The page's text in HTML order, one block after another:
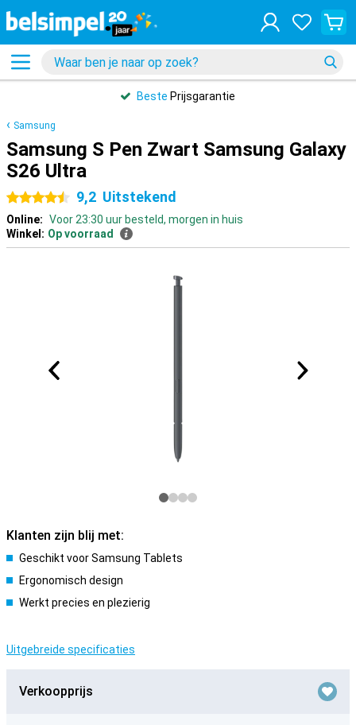
Beste Prijsgarantie
Samsung
Samsung S Pen Zwart Samsung Galaxy
S26 Ultra
4.5 sterren
9,2 Uitstekend
Online: Voor 23:30 uur besteld, morgen in huis
Winkel: Op voorraad
Klanten zijn blij met:
Geschikt voor Samsung Tablets
Ergonomisch design
Werkt precies en plezierig
Uitgebreide specificaties
Verkoopprijs